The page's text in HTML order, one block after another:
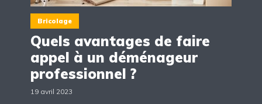
Bricolage
Quels avantages de faire
appel à un déménageur
professionnel ?
19 avril 2023